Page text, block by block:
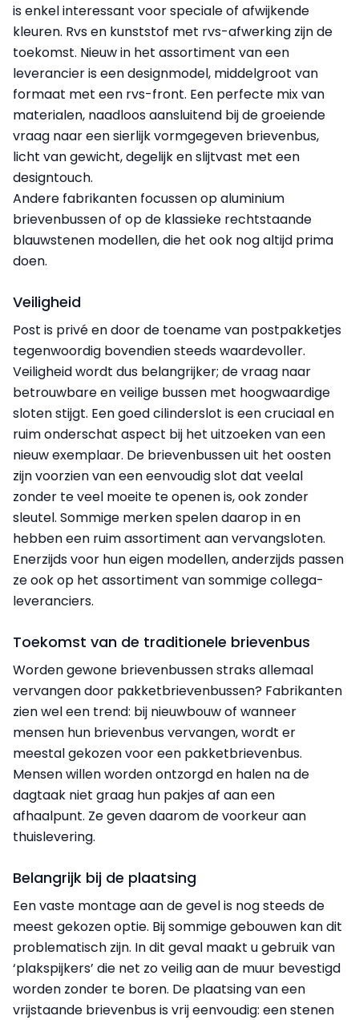
is enkel interessant voor speciale of afwijkende
kleuren. Rvs en kunststof met rvs-afwerking zijn de
toekomst. Nieuw in het assortiment van een
leverancier is een designmodel, middelgroot van
formaat met een rvs-front. Een perfecte mix van
materialen, naadloos aansluitend bij de groeiende
vraag naar een sierlijk vormgegeven brievenbus,
licht van gewicht, degelijk en slijtvast met een
designtouch.
Andere fabrikanten focussen op aluminium
brievenbussen of op de klassieke rechtstaande
blauwstenen modellen, die het ook nog altijd prima
doen.
Veiligheid
Post is privé en door de toename van post­pakketjes
tegenwoordig bovendien steeds waardevoller.
Veiligheid wordt dus belangrijker; de vraag naar
betrouwbare en veilige bussen met hoogwaardige
sloten stijgt. Een goed cilinderslot is een cruciaal en
ruim onderschat aspect bij het uitzoeken van een
nieuw exemplaar. De brievenbussen uit het oosten
zijn voorzien van een eenvoudig slot dat veelal
zonder te veel moeite te openen is, ook zonder
sleutel. Sommige merken spelen daarop in en
hebben een ruim assortiment aan vervangsloten.
Enerzijds voor hun eigen modellen, anderzijds passen
ze ook op het assortiment van sommige collega-
leveranciers.
Toekomst van de traditionele brievenbus
Worden gewone brievenbussen straks allemaal
vervangen door pakketbrievenbussen? Fabrikanten
zien wel een trend: bij nieuwbouw of wanneer
mensen hun brievenbus vervangen, wordt er
meestal gekozen voor een pakketbrievenbus.
Mensen willen worden ontzorgd en halen na de
dagtaak niet graag hun pakjes af aan een
afhaalpunt. Ze geven daarom de voorkeur aan
thuislevering.
Belangrijk bij de plaatsing
Een vaste montage aan de gevel is nog steeds de
meest gekozen optie. Bij sommige gebouwen kan dit
problematisch zijn. In dit geval maakt u gebruik van
‘plakspijkers’ die net zo veilig aan de muur bevestigd
worden zonder te boren. De plaatsing van een
vrijstaande brievenbus is vrij eenvoudig: een stenen